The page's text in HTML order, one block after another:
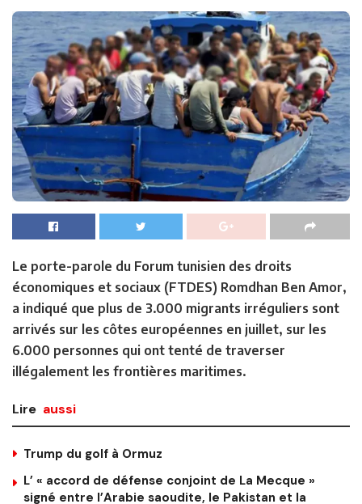
Le porte-parole du Forum tunisien des droits
économiques et sociaux (FTDES) Romdhan Ben Amor,
a indiqué que plus de 3.000 migrants irréguliers sont
arrivés sur les côtes européennes en juillet, sur les
6.000 personnes qui ont tenté de traverser
illégalement les frontières maritimes.
Lire aussi
Trump du golf à Ormuz
L’ « accord de défense conjoint de La Mecque »
signé entre l’Arabie saoudite, le Pakistan et la